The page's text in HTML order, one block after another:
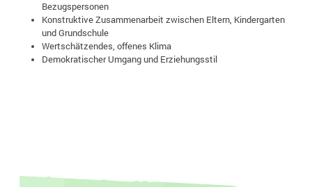
Bezugspersonen
Konstruktive Zusammenarbeit zwischen Eltern, Kindergarten
und Grundschule
Wertschätzendes, offenes Klima
Demokratischer Umgang und Erziehungsstil